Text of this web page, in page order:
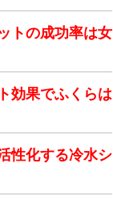
トの成功率は女
効果でふくらは
性化する冷水シ